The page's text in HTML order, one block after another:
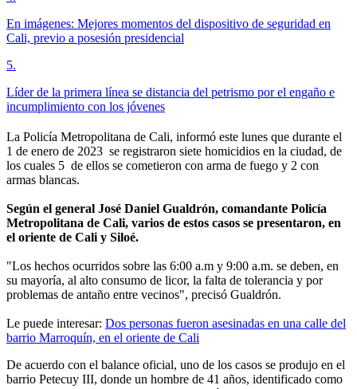
En imágenes: Mejores momentos del dispositivo de seguridad en
Cali, previo a posesión presidencial
5.
Líder de la primera línea se distancia del petrismo por el engaño e
incumplimiento con los jóvenes
La Policía Metropolitana de Cali, informó este lunes que durante el
1 de enero de 2023 se registraron siete homicidios en la ciudad, de
los cuales 5 de ellos se cometieron con arma de fuego y 2 con
armas blancas.
Según el general José Daniel Gualdrón, comandante Policía
Metropolitana de Cali, varios de estos casos se presentaron, en
el oriente de Cali y Siloé.
"Los hechos ocurridos sobre las 6:00 a.m y 9:00 a.m. se deben, en
su mayoría, al alto consumo de licor, la falta de tolerancia y por
problemas de antaño entre vecinos", precisó Gualdrón.
Le puede interesar: Dos personas fueron asesinadas en una calle del
barrio Marroquín, en el oriente de Cali
De acuerdo con el balance oficial, uno de los casos se produjo en el
barrio Petecuy III, donde un hombre de 41 años, identificado como